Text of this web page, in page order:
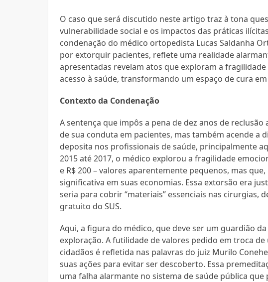
O caso que será discutido neste artigo traz à tona
vulnerabilidade social e os impactos das práticas
condenação do médico ortopedista Lucas Saldanha
por extorquir pacientes, reflete uma realidade
apresentadas revelam atos que exploram a
acesso à saúde, transformando um espaço de cura
Contexto da Condenação
A sentença que impôs a pena de dez anos de
de sua conduta em pacientes, mas também acende a
deposita nos profissionais de saúde, principalmente
2015 até 2017, o médico explorou a fragilidade
e R$ 200 – valores aparentemente pequenos, mas
significativa em suas economias. Essa extorsão era
seria para cobrir “materiais” essenciais nas
gratuito do SUS.
Aqui, a figura do médico, que deve ser um guardião
exploração. A futilidade de valores pedido em troca
cidadãos é refletida nas palavras do juiz Murilo
suas ações para evitar ser descoberto. Essa
uma falha alarmante no sistema de saúde pública que